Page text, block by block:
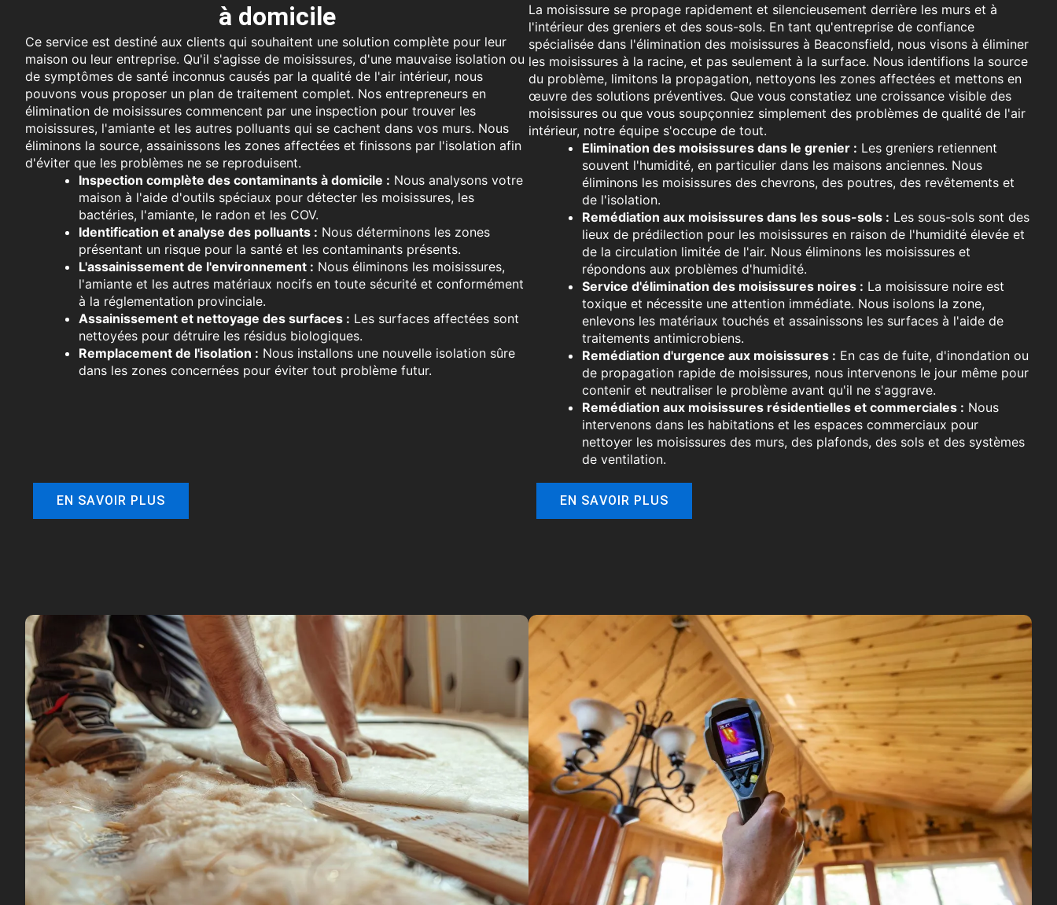
à domicile
Ce service est destiné aux clients qui souhaitent une solution complète pour leur
maison ou leur entreprise. Qu'il s'agisse de moisissures, d'une mauvaise isolation ou
de symptômes de santé inconnus causés par la qualité de l'air intérieur, nous
pouvons vous proposer un plan de traitement complet. Nos entrepreneurs en
élimination de moisissures commencent par une inspection pour trouver les
moisissures, l'amiante et les autres polluants qui se cachent dans vos murs. Nous
éliminons la source, assainissons les zones affectées et finissons par l'isolation afin
d'éviter que les problèmes ne se reproduisent.
Inspection complète des contaminants à domicile : Nous analysons votre
maison à l'aide d'outils spéciaux pour détecter les moisissures, les
bactéries, l'amiante, le radon et les COV.
Identification et analyse des polluants : Nous déterminons les zones
présentant un risque pour la santé et les contaminants présents.
L'assainissement de l'environnement : Nous éliminons les moisissures,
l'amiante et les autres matériaux nocifs en toute sécurité et conformément
à la réglementation provinciale.
Assainissement et nettoyage des surfaces : Les surfaces affectées sont
nettoyées pour détruire les résidus biologiques.
Remplacement de l'isolation : Nous installons une nouvelle isolation sûre
dans les zones concernées pour éviter tout problème futur.
EN SAVOIR PLUS
La moisissure se propage rapidement et silencieusement derrière les murs et à
l'intérieur des greniers et des sous-sols. En tant qu'entreprise de confiance
spécialisée dans l'élimination des moisissures à Beaconsfield, nous visons à éliminer
les moisissures à la racine, et pas seulement à la surface. Nous identifions la source
du problème, limitons la propagation, nettoyons les zones affectées et mettons en
œuvre des solutions préventives. Que vous constatiez une croissance visible des
moisissures ou que vous soupçonniez simplement des problèmes de qualité de l'air
intérieur, notre équipe s'occupe de tout.
Elimination des moisissures dans le grenier : Les greniers retiennent
souvent l'humidité, en particulier dans les maisons anciennes. Nous
éliminons les moisissures des chevrons, des poutres, des revêtements et
de l'isolation.
Remédiation aux moisissures dans les sous-sols : Les sous-sols sont des
lieux de prédilection pour les moisissures en raison de l'humidité élevée et
de la circulation limitée de l'air. Nous éliminons les moisissures et
répondons aux problèmes d'humidité.
Service d'élimination des moisissures noires : La moisissure noire est
toxique et nécessite une attention immédiate. Nous isolons la zone,
enlevons les matériaux touchés et assainissons les surfaces à l'aide de
traitements antimicrobiens.
Remédiation d'urgence aux moisissures : En cas de fuite, d'inondation ou
de propagation rapide de moisissures, nous intervenons le jour même pour
contenir et neutraliser le problème avant qu'il ne s'aggrave.
Remédiation aux moisissures résidentielles et commerciales : Nous
intervenons dans les habitations et les espaces commerciaux pour
nettoyer les moisissures des murs, des plafonds, des sols et des systèmes
de ventilation.
EN SAVOIR PLUS